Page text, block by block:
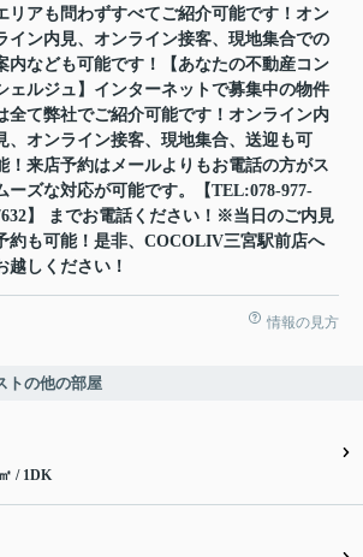
リアも問わずすべてご紹介可能です！オン
イン内見、オンライン接客、現地集合での
内なども可能です！【あなたの不動産コン
ェルジュ】インターネットで募集中の物件
全て弊社でご紹介可能です！オンライン内
、オンライン接客、現地集合、送迎も可
！来店予約はメールよりもお電話の方がス
ーズな対応が可能です。【TEL:078-977-
】 までお電話ください！※当日のご内見
約も可能！是非、COCOLIV三宮駅前店へ
越しください！
情報の見方
トの他の部屋
/ 1DK